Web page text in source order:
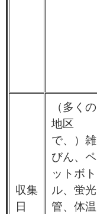
収集
日
（多くの
地区
で、）雑
びん、ペ
ットボト
ル、蛍光
管、体温